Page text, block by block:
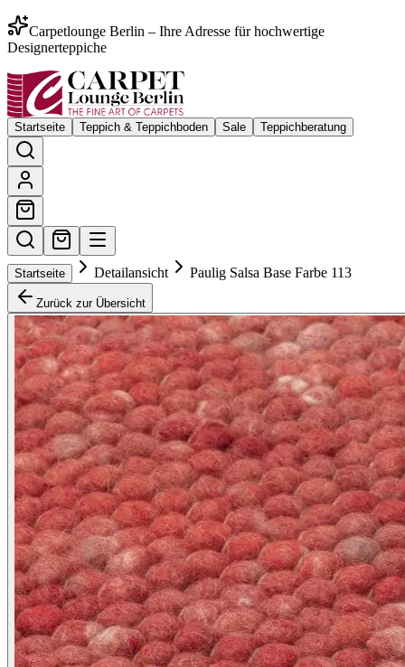
Carpetlounge Berlin – Ihre Adresse für hochwertige
Designerteppiche
Startseite Teppich & Teppichboden Sale Teppichberatung
Startseite Detailansicht Paulig Salsa Base Farbe 113
Zurück zur Übersicht